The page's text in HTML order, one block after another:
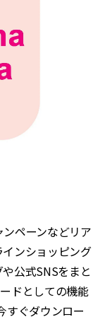
ペーンなどリア
インショッピング
公式SNSをまと
ドとしての機能
すぐダウンロー